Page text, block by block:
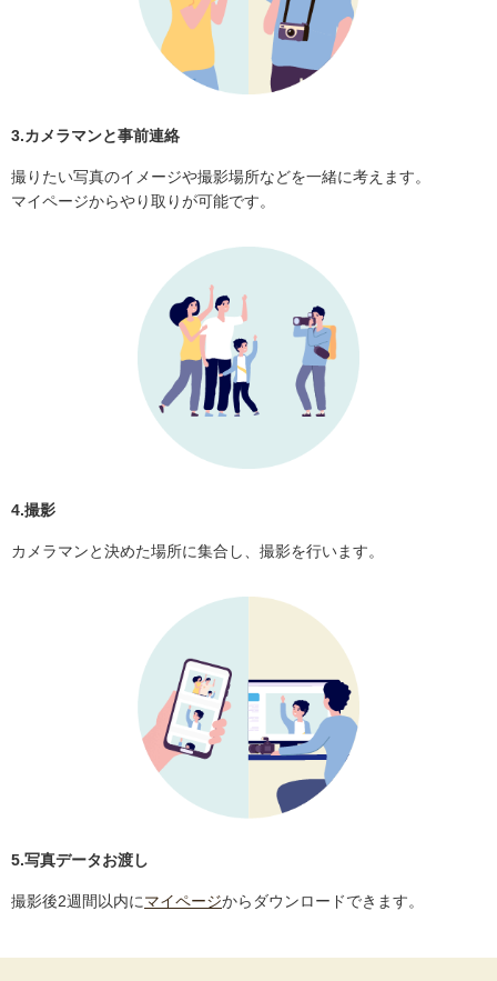
3.カメラマンと事前連絡
撮りたい写真のイメージや撮影場所などを一緒に考えます。
マイページからやり取りが可能です。
4.撮影
カメラマンと決めた場所に集合し、撮影を行います。
5.写真データお渡し
撮影後2週間以内にマイページからダウンロードできます。